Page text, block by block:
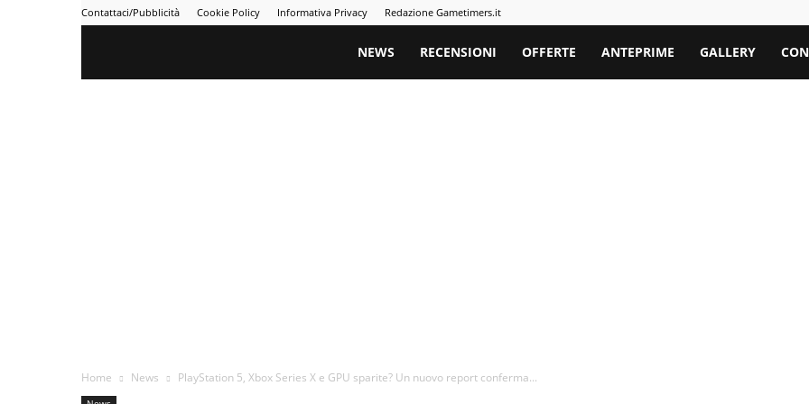
Contattaci/Pubblicità Cookie Policy Informativa Privacy Redazione Gametimers.it
Gametimers
NEWS RECENSIONI OFFERTE ANTEPRIME GALLERY
Home News PlayStation 5, Xbox Series X e GPU sparite? Un nuovo report conferma...